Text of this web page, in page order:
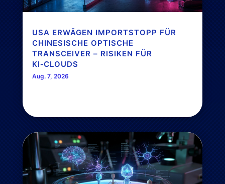
USA ERWÄGEN IMPORTSTOPP FÜR
CHINESISCHE OPTISCHE
TRANSCEIVER – RISIKEN FÜR
KI‑CLOUDS
Aug. 7, 2026